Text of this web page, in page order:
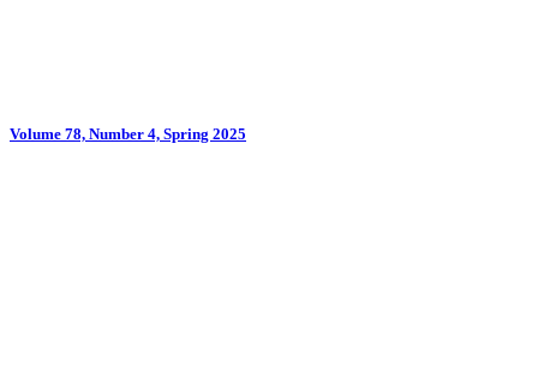
Volume 78, Number 4, Spring 2025